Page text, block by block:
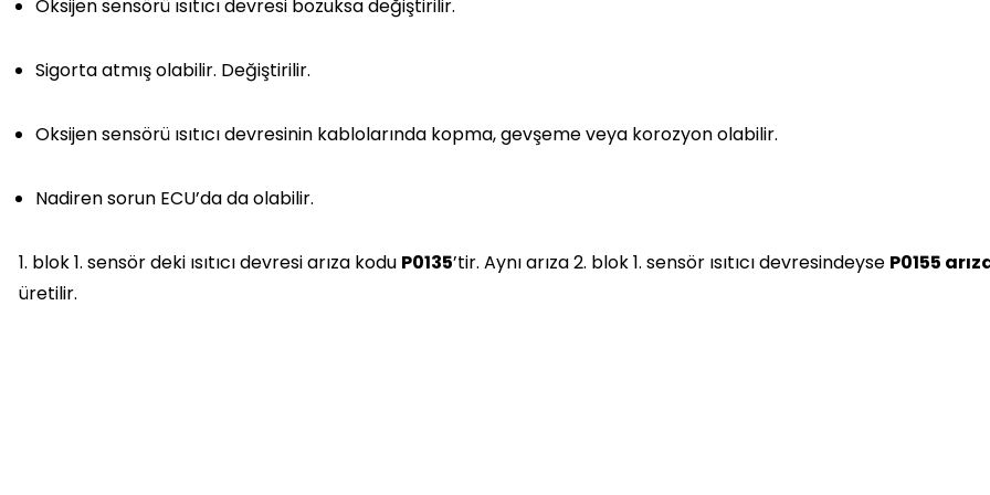
Oksijen sensörü ısıtıcı devresi bozuksa değiştirilir.
Sigorta atmış olabilir. Değiştirilir.
Oksijen sensörü ısıtıcı devresinin kablolarında kopma, gevşeme veya korozyon olabilir.
Nadiren sorun ECU’da da olabilir.
1. blok 1. sensör deki ısıtıcı devresi arıza kodu P0135’tir. Aynı arıza 2. blok 1. sensör ısıtıcı devresindeyse P0155
üretilir.